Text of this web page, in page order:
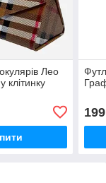
Лео
клітинку
199